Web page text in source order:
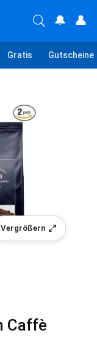
🔔 👤
Gratis Gutscheine
Vergrößern
Caffè